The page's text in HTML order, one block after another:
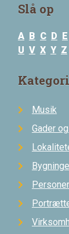
Slå op
A B C D E
U V X Y Z
Musik
Gader
Personer